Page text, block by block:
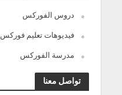
دروس الفوركس
فيديوهات تعليم فوركس
مدرسة الفوركس
تواصل معنا